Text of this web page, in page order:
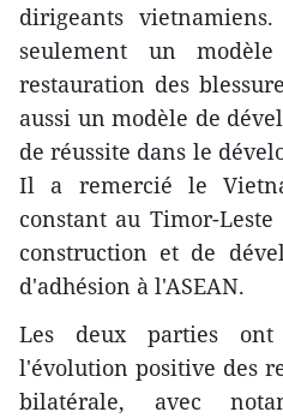
dirigeants
seulement un
restauration des
aussi un modèle de
de réussite dans le
Il a remercié le
constant au Timor-Leste
construction et de
d'adhésion à l'ASEAN.
Les deux parties ont
l'évolution positive des
bilatérale, avec